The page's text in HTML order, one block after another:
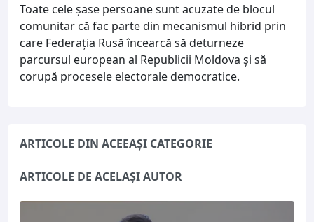
Toate cele șase persoane sunt acuzate de blocul
comunitar că fac parte din mecanismul hibrid prin
care Federația Rusă încearcă să deturneze
parcursul european al Republicii Moldova și să
corupă procesele electorale democratice.
ARTICOLE DIN ACEEAȘI CATEGORIE
ARTICOLE DE ACELAȘI AUTOR